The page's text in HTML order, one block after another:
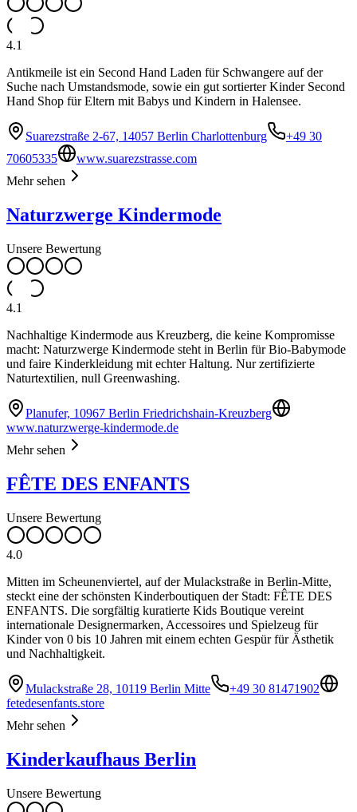
4.1
Antikmeile ist ein Second Hand Laden für Schwangere auf der
Suche nach Umstandsmode, sowie ein gut sortierter Kinder Second
Hand Shop für Eltern mit Babys und Kindern in Halensee.
Suarezstraße 2-67, 14057 Berlin Charlottenburg
+49 30
70605335
www.suarezstrasse.com
Mehr sehen
Naturzwerge Kindermode
Unsere Bewertung
4.1
Nachhaltige Kindermode aus Kreuzberg, die keine Kompromisse
macht: Naturzwerge Kindermode steht in Berlin für Bio-Babymode
und faire Kinderkleidung mit echter Haltung. Nur zertifizierte
Naturtextilien, null Greenwashing.
Planufer, 10967 Berlin Friedrichshain-Kreuzberg
www.naturzwerge-kindermode.de
Mehr sehen
FÊTE DES ENFANTS
Unsere Bewertung
4.0
Mitten im Scheunenviertel, auf der Mulackstraße in Berlin-Mitte,
steckt eine der schönsten Kinderboutiquen der Stadt: FÊTE DES
ENFANTS. Die sorgfältig kuratierte Kids Boutique vereint
internationale Designermarken, Accessoires und Spielzeug für
Kinder von 0 bis 10 Jahren mit einem echten Gespür für Ästhetik
und Nachhaltigkeit.
Mulackstraße 28, 10119 Berlin Mitte
+49 30 81471902
fetedesenfants.store
Mehr sehen
Kinderkaufhaus Berlin
Unsere Bewertung